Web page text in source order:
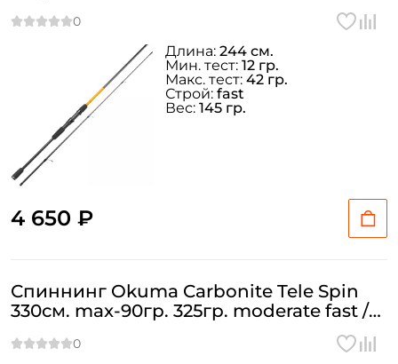
4 650 ₽
Длина: 244 см.
Мин. тест: 12 гр.
Макс. тест: 42 гр.
Строй: fast
Вес: 145 гр.
Спиннинг Okuma Carbonite Tele Spin
330см. max-90гр. 325гр. moderate fast /